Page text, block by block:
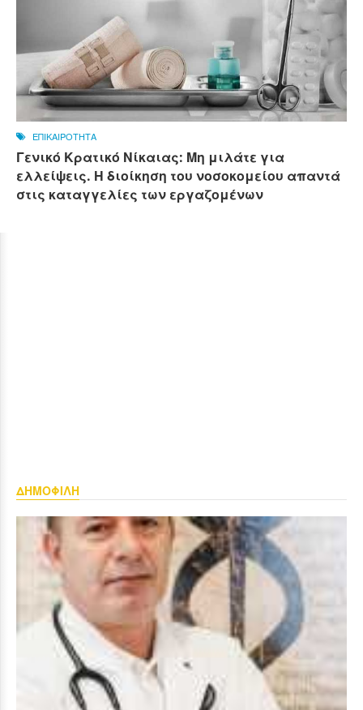
ΕΠΙΚΑΙΡΟΤΗΤΑ
Γενικό Κρατικό Νίκαιας: Μη μιλάτε για
ελλείψεις. Η διοίκηση του νοσοκομείου απαντά
στις καταγγελίες των εργαζομένων
ΔΗΜΟΦΙΛΗ